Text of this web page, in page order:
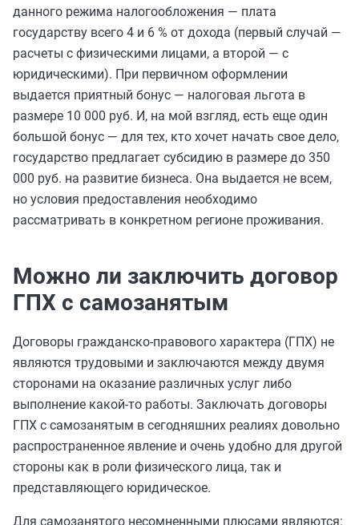
данного режима налогообложения — плата
государству всего 4 и 6 % от дохода (первый случай —
расчеты с физическими лицами, а второй — с
юридическими). При первичном оформлении
выдается приятный бонус — налоговая льгота в
размере 10 000 руб. И, на мой взгляд, есть еще один
большой бонус — для тех, кто хочет начать свое дело,
государство предлагает субсидию в размере до 350
000 руб. на развитие бизнеса. Она выдается не всем,
но условия предоставления необходимо
рассматривать в конкретном регионе проживания.
Можно ли заключить договор
ГПХ с самозанятым
Договоры гражданско-правового характера (ГПХ) не
являются трудовыми и заключаются между двумя
сторонами на оказание различных услуг либо
выполнение какой-то работы. Заключать договоры
ГПХ с самозанятым в сегодняшних реалиях довольно
распространенное явление и очень удобно для другой
стороны как в роли физического лица, так и
представляющего юридическое.
Для самозанятого несомненными плюсами являются: